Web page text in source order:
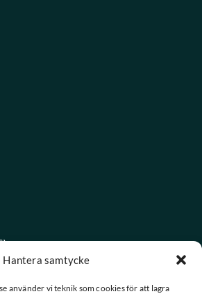
Hantera samtycke
använder vi teknik som cookies för att lagra